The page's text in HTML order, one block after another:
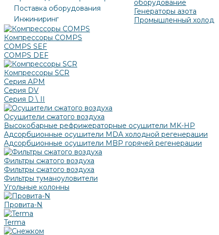
Поставка оборудования
Инжиниринг
оборудование
Генераторы азота
Промышленный холод
Компрессоры COMPS
COMPS SEF
COMPS DEF
Компрессоры SCR
Серия APM
Серия DV
Серия D \ II
Осушители сжатого воздуха
Высокобарные рефрижераторные осушители MK-HP
Адсорбционные осушители MDA холодной регенерации
Адсорбционные осушители MBP горячей регенерации
Фильтры сжатого воздуха
Фильтры сжатого воздуха
Фильтры туманоуловители
Угольные колонны
Провита-N
Terma